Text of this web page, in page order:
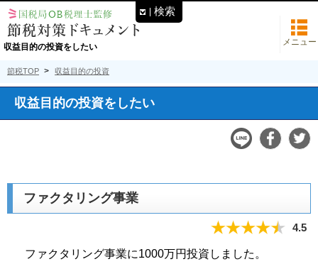
収益目的の投資をしたい メニュー
節税TOP 収益目的の投資
収益目的の投資をしたい
ファクタリング事業
4.5
ファクタリング事業に1000万円投資しました。
検索